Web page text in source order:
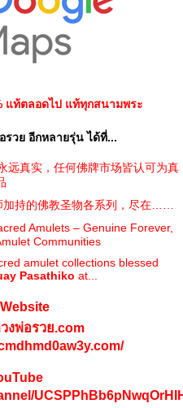
แท้ตลอดไป แท้ทุกสนามพระ
วย อีกหลายรุ่น ได้ที่...
远真实，任何佛牌市场皆认可为真
加持的佛教圣物各系列，尽在……
Amulets – Genuine Forever,
Communities
amulet collections blessed
Pasathiko at...
งพ่อรวย.com